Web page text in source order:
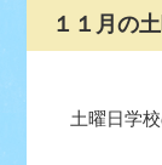
１１月の
土曜日学校